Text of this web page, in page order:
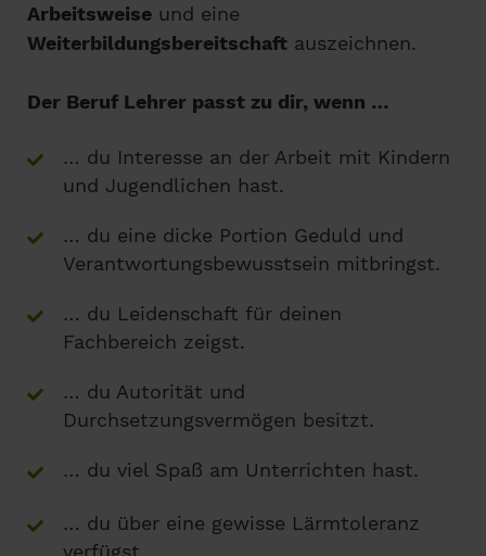
Arbeitsweise und eine
Weiterbildungsbereitschaft auszeichnen.
Der Beruf Lehrer passt zu dir, wenn …
… du Interesse an der Arbeit mit Kindern
und Jugendlichen hast.
… du eine dicke Portion Geduld und
Verantwortungsbewusstsein mitbringst.
… du Leidenschaft für deinen
Fachbereich zeigst.
… du Autorität und
Durchsetzungsvermögen besitzt.
… du viel Spaß am Unterrichten hast.
… du über eine gewisse Lärmtoleranz
verfügst.